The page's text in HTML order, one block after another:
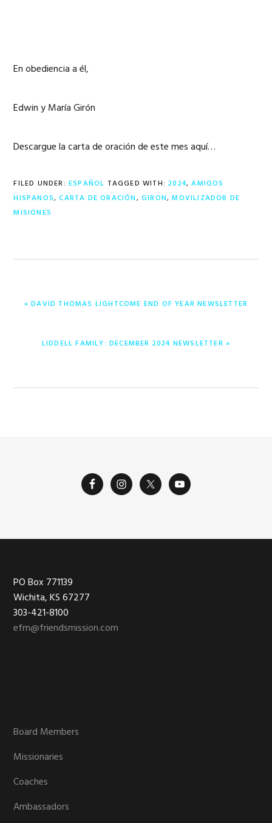
En obediencia a él,
Edwin y María Girón
Descargue la carta de oración de este mes aquí…
FILED UNDER: ESPAÑOL TAGGED WITH:2024,AMIGOS
HISPANOS,CARTA DE ORACIÓN,GIRON,MOVILIZADOR DE
MISIONES
PREVIOUS
« DAVID THOMAS LIGHTCOME END OF YEAR NEWSLETTER
NEXT
LIDDELL FAMILY: DECEMBER 2024 NEWSLETTER »
Footer
PO Box 771139
Wichita, KS 67277
303-421-8100
efm@friendsmission.com
Board Members
Missionaries
Coaches
Ambassadors